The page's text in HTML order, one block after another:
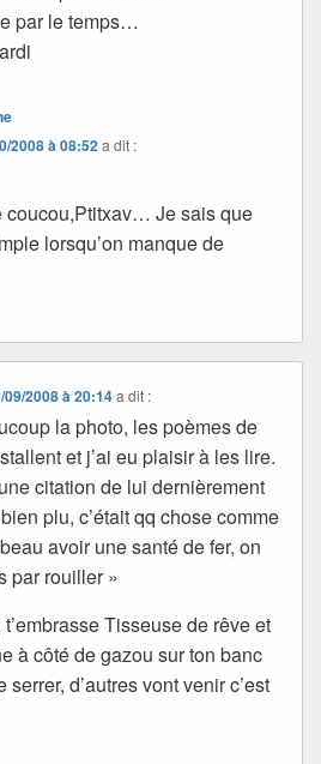
par le temps…
2008 à 08:52 a dit :
coucou,Ptitxav… Je sais que
lorsqu’on manque de
09/2008 à 20:14 a dit :
la photo, les poèmes de
et j’ai eu plaisir à les lire.
citation de lui dernièrement
plu, c’était qq chose comme
avoir une santé de fer, on
par rouiller »
Tisseuse de rêve et
à côté de gazou sur ton banc
serrer, d’autres vont venir c’est